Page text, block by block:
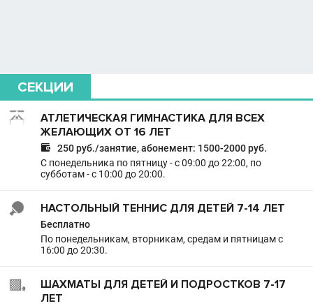
СЕКЦИИ
АТЛЕТИЧЕСКАЯ ГИМНАСТИКА ДЛЯ ВСЕХ
ЖЕЛАЮЩИХ ОТ 16 ЛЕТ

250 руб./занятие, абонемент: 1500-2000 руб.
С понедельника по пятницу - с 09:00 до 22:00, по
субботам - с 10:00 до 20:00.
НАСТОЛЬНЫЙ ТЕННИС ДЛЯ ДЕТЕЙ 7-14 ЛЕТ
Бесплатно
По понедельникам, вторникам, средам и пятницам с
16:00 до 20:30.
ШАХМАТЫ ДЛЯ ДЕТЕЙ И ПОДРОСТКОВ 7-17
ЛЕТ